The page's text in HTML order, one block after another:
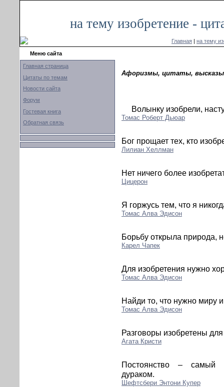
на тему изобретение -
Главная | на тему
Меню сайта
Главная страница
Цитаты по темам
Новости сайта
Форум
Гостевая книга
Обратная связь
Афоризмы, цитаты,
Волынку изобрели,
Томас Роберт Дьюар
Бог прощает тех, кто
Лилиан Хеллман
Нет ничего более
Цицерон
Я горжусь тем, что я
Томас Алва Эдисон
Борьбу открыла природа,
Карел Чапек
Для изобретения нужно
Томас Алва Эдисон
Найди то, что нужно миру
Томас Алва Эдисон
Разговоры изобретены
Агата Кристи
Постоянство – самый
дураком.
Шефтсбери Энтони Купер